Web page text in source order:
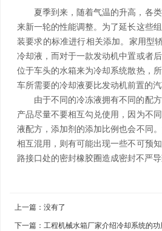
夏季到来，随着气温的升高，各
来新一轮的性能调整。为了延长这些
装要求的标准进行相关添加。家用型
冷却液，而对于一款发动机中置或者
位于车头的水箱来为冷却系统散热，
车所需要的冷却液要比发动机前置的汽
由于不同的冷冻液拥有不同的配
产品尽量不要相互勾兑使用，因为不
液配方，添加剂的添加比例也会不同
相互混用，则有可能出现一些不可预
路接口处的密封橡胶圈造成密封不严导
上一篇：没有了
下一篇：工程机械水箱厂家介绍冷却系统的功